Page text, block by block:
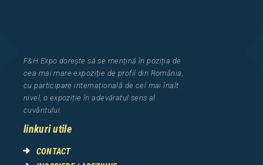
F&H Expo dorește să se mențină în poziția de
cea mai mare expoziție de profil din România,
cu participare internațională de cel maiînalt
nivel, o expoziție în adevăratul sens al
cuvântului.
linkuri utile
CONTACT